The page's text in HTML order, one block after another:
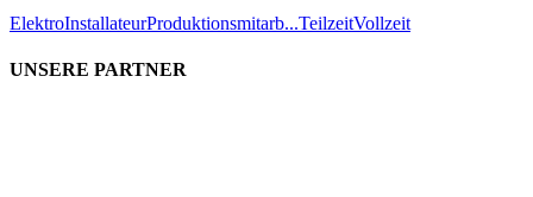
ElektroInstallateurProduktionsmitarb...TeilzeitVollzeit
UNSERE PARTNER